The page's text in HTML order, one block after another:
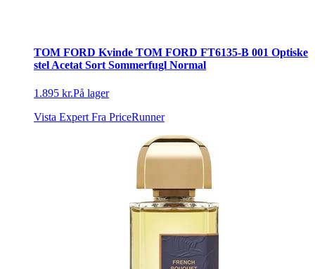
TOM FORD Kvinde TOM FORD FT6135-B 001 Optiske
stel Acetat Sort Sommerfugl Normal
1.895 kr.På lager
Vista Expert Fra PriceRunner